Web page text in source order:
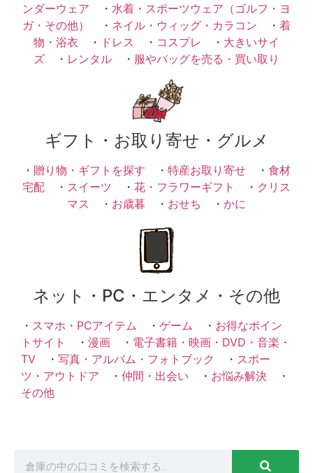
ンダーウェア ・ 水着・スポーツウェア（ゴルフ・ヨ
ガ・その他）
・ ネイル・ウィッグ・カラコン ・ 着
物・浴衣 ・ ドレス ・ コスプレ ・ 大きいサイ
ズ ・ レンタル ・ 服やバッグを売る・買い取り
ギフト・お取り寄せ・グルメ
・ 贈り物・ギフトを探す ・ 特産お取り寄せ ・ 食材
宅配 ・ スイーツ ・ 花・フラワーギフト ・ クリス
マス ・ お歳暮 ・ おせち ・ かに
ネット・PC・エンタメ・その他
・ スマホ・PCアイテム ・ ゲーム ・ お得なポイン
トサイト
・ 漫画 ・ 電子書籍・映画・DVD・音楽・
TV ・ 写真・アルバム・フォトブック ・ スポー
ツ・アウトドア ・ 仲間・出会い ・ お悩み解決 ・
その他